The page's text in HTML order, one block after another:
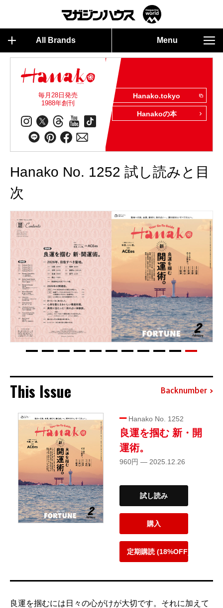
All Brands Menu
毎月28日発売
1988年創刊
Hanako.tokyo
Hanakoの本
Hanako No. 1252 試し読みと目
次
This Issue Backnumber
Hanako No. 1252
良運を掴む 新・開
運術。
960円 — 2025.12.26
試し読み
購入
定期購読 (18%OFF)
良運を掴むには日々の心がけが大切です。それに加えて